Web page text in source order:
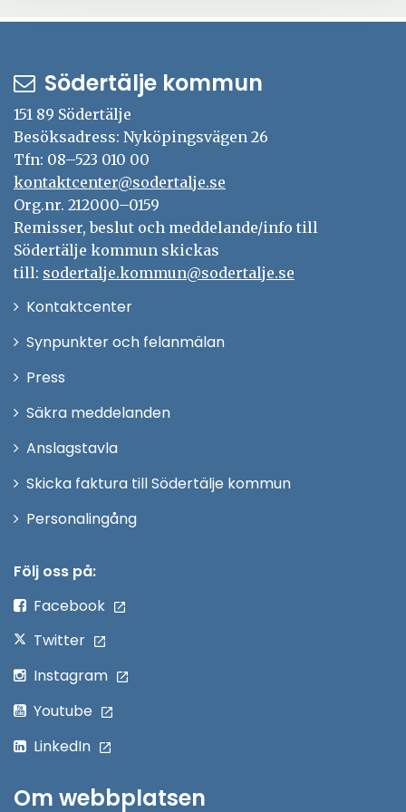
Södertälje kommun
151 89 Södertälje
Besöksadress: Nyköpingsvägen 26
Tfn: 08–523 010 00
kontaktcenter@sodertalje.se
Org.nr. 212000–0159
Remisser, beslut och meddelande/info till
Södertälje kommun skickas
till: sodertalje.kommun@sodertalje.se
KontaktcenterÖppna
Synpunkter och felanmälan
Press
fönster
Säkra meddelanden
Anslagstavla
Skicka faktura till Södertälje kommun
PersonalingångÖppna
Följ oss på:
Facebook
Twitter
Instagram
Youtube
LinkedIn
Om webbplatsen